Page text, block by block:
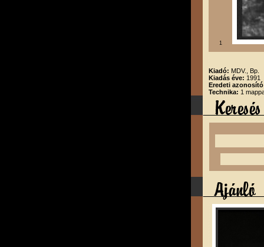
1
Kiadó: MDV., Bp.
Kiadás éve: 1991
Eredeti
Technika: 1